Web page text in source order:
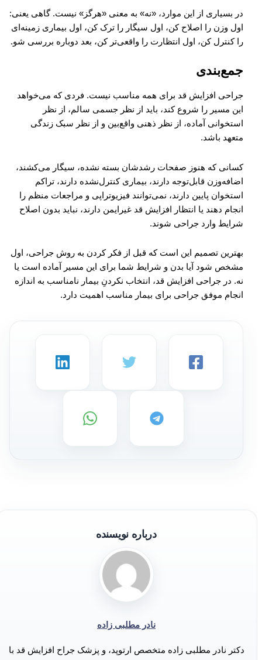
در بسیاری از این موارد، «نه» به معنی «هرگز» نیست. گاهی یعنی:
اول وزن را اصلاح کن، اول سیگار را ترک کن، اول بیماری زمینه‌ای
را کنترل کن، اول انتظارت را واقعی‌تر کن، بعد دوباره بررسی شو.
جمع‌بندی
جراحی افزایش قد برای همه مناسب نیست. فردی که می‌خواهد
این مسیر را شروع کند، باید از نظر جسمی سالم، از نظر
استخوانی آماده، از نظر ذهنی واقع‌بین و از نظر سبک زندگی
متعهد باشد.
کسانی که هنوز صفحات رشدشان بسته نشده، سیگار می‌کشند،
اضافه‌وزن قابل‌توجه دارند، بیماری کنترل‌نشده دارند، تراکم
استخوان پایین دارند، نمی‌توانند فیزیوتراپی و مراجعات منظم را
انجام دهند یا انتظار افزایش قد غیرایمن دارند، نباید بدون اصلاح
شرایط وارد جراحی شوند.
بهترین تصمیم این است که قبل از فکر کردن به روش جراحی، اول
مشخص شود آیا بدن و شرایط شما برای این مسیر آماده است یا
نه. در جراحی افزایش قد، انتخاب نکردنِ بیمار نامناسب به اندازه
انجام موفق جراحی برای بیمار مناسب اهمیت دارد.
درباره نویسنده
نادر مطلبی زاده
دکتر نادر مطلبی زاده متخصص ارتوپد، و پزشک جراح افزایش قد با